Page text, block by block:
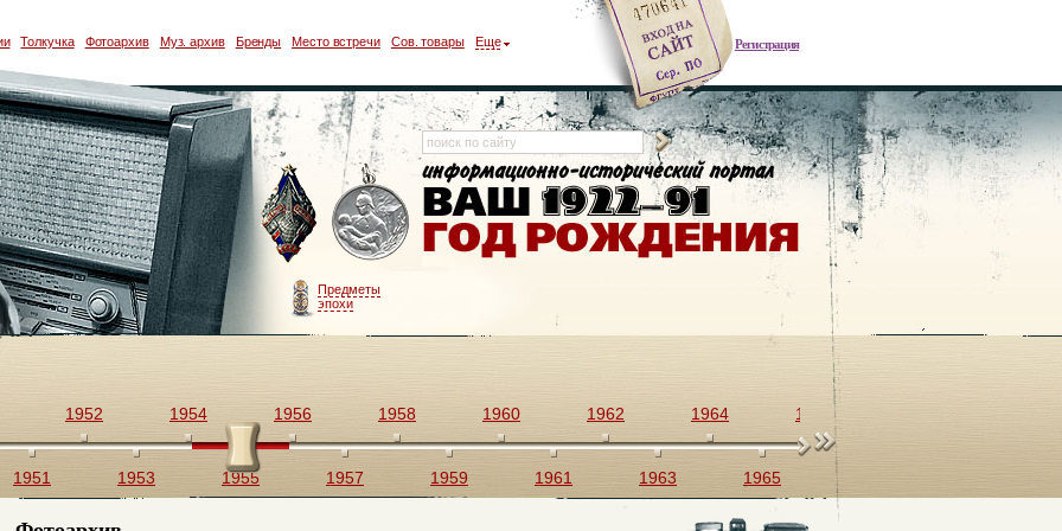
Регистрация
Толкучка Фотоархив Муз. архив Бренды Место встречи Сов. товары Еще
Предметы
эпохи
1951
1952
1953
1954
1955
1956
1957
1958
1959
1960
1961
1962
1963
1964
1965
1966